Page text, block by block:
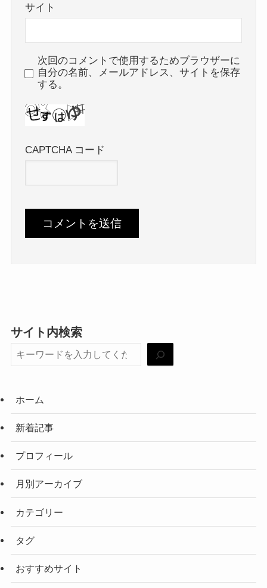
サイト
次回のコメントで使用するためブラウザーに
自分の名前、メールアドレス、サイトを保存
する。
CAPTCHA コード
サイト内検索
ホーム
新着記事
プロフィール
月別アーカイブ
カテゴリー
タグ
おすすめサイト